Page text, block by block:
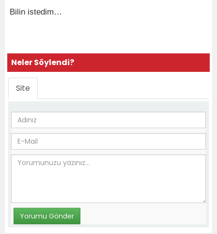
Bilin istedim…
Neler Söylendi?
Site